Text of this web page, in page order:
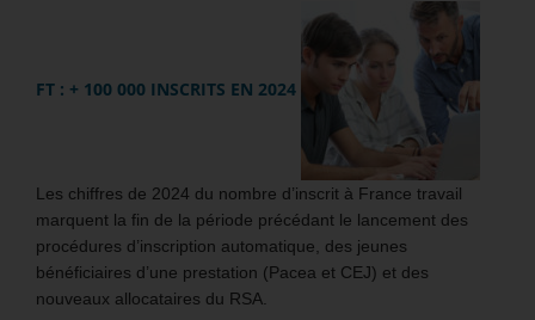
FT : + 100 000 INSCRITS EN 2024
Les chiffres de 2024 du nombre d’inscrit à France travail
marquent la fin de la période précédant le lancement des
procédures d’inscription automatique, des jeunes
bénéficiaires d’une prestation (Pacea et CEJ) et des
nouveaux allocataires du RSA.